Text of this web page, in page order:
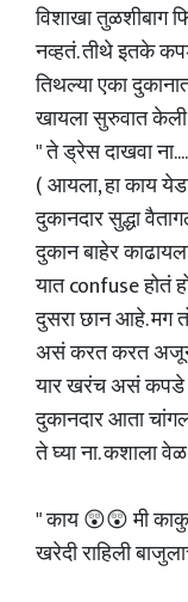
विशाखा तुळशीबाग
नव्हतं. तीथे इतके
तिथल्या एका
खायला सुरुवात
" ते ड्रेस दाखवा
( आयला, हा काय
दुकानदार सुद्धा
दुकान बाहेर
यात confuse होतं
दुसरा छान आहे. मग
असं करत करत
यार खरंच असं कपडे
दुकानदार आता
ते घ्या ना. कशाला
" काय 😲😲 मी
खरेदी राहिली